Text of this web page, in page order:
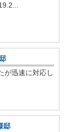
が迅速に対応し
邸